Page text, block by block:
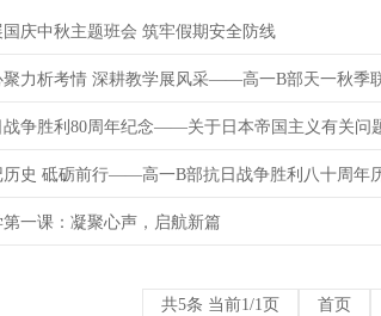
国庆中秋主题班会 筑牢假期安全防线
第一课：凝聚心声，启航新篇
共5条 当前1/1页 首页